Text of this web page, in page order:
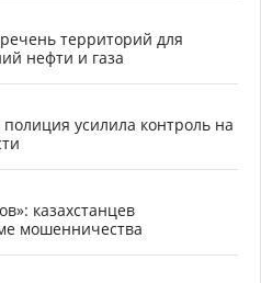
территорий для
нефти и газа
усилила контроль на
казахстанцев
мошенничества